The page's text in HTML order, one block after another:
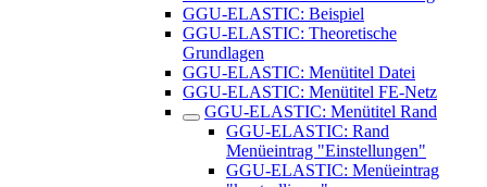
GGU-ELASTIC: Beispiel
GGU-ELASTIC: Theoretische
Grundlagen
GGU-ELASTIC: Menütitel Datei
GGU-ELASTIC: Menütitel FE-Netz
GGU-ELASTIC: Menütitel Rand
GGU-ELASTIC: Rand
Menüeintrag "Einstellungen"
GGU-ELASTIC: Menüeintrag